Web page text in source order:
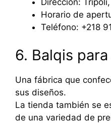
Dirección:
Horario de
Teléfono: +218
6. Balqis
Una fábrica que
sus diseños.
La tienda también se
de una variedad de